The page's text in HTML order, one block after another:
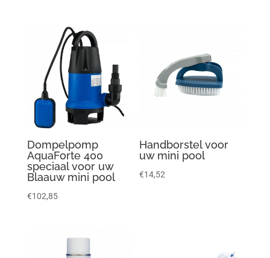
Dompelpomp
AquaForte 400
speciaal voor uw
Blaauw mini pool
€102,85
Handborstel voor
uw mini pool
€14,52